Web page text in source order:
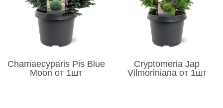
Chamaecyparis Pis Blue
Moon от 1шт
Cryptomeria Jap
Vilmoriniana от 1шт